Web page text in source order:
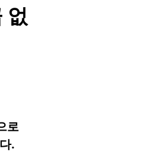
없
로
.